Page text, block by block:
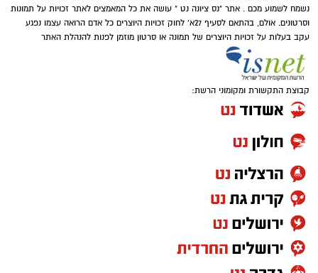
נשמח לשמוע מכם . אתר "נס ציונה נט " עושה את כל המאמצים לאתר זכויות על תמונות
וסרטונים. אולם, בהתאם לסעיף 27א' לחוק זכויות היוצרים כל אדם הרואה עצמו נפגע
עקב בעלות על זכויות היוצרים של תמונה או סרטון מוזמן לפנות להנהלת האתר
קבוצת התקשורת ומקומוני הרשת: